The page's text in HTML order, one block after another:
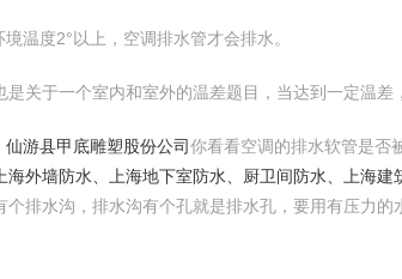
温度2°以上，空调排水管才会排水。
是关于一个室内和室外的温差题目，当达到一定温差
仙游县甲底雕塑股份公司你看看空调的排水软管是否
海外墙防水、上海地下室防水、厨卫间防水、上海建
个排水沟，排水沟有个孔就是排水孔，要用有压力